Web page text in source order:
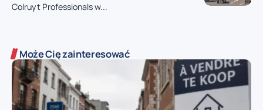
Colruyt Professionals w...
Może Cię zainteresować